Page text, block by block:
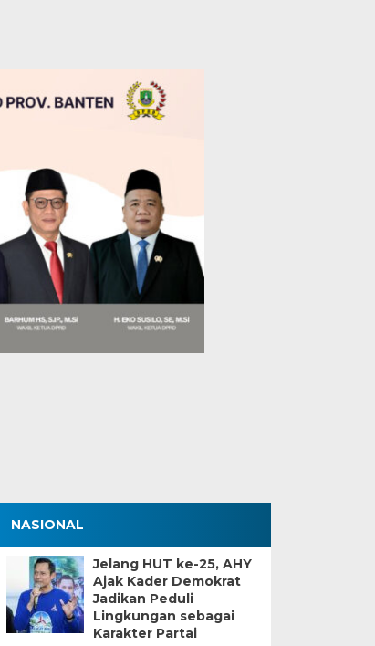
NASIONAL
Jelang HUT ke-25, AHY
Ajak Kader Demokrat
Jadikan Peduli
Lingkungan sebagai
Karakter Partai